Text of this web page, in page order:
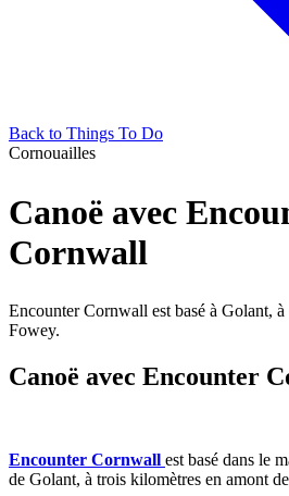
Back to Things To Do
Cornouailles
Canoë avec
Cornwall
Encounter Cornwall est basé à Golant,
Fowey.
Canoë avec Encounter
Encounter Cornwall est basé dans le
de Golant, à trois kilomètres en amont